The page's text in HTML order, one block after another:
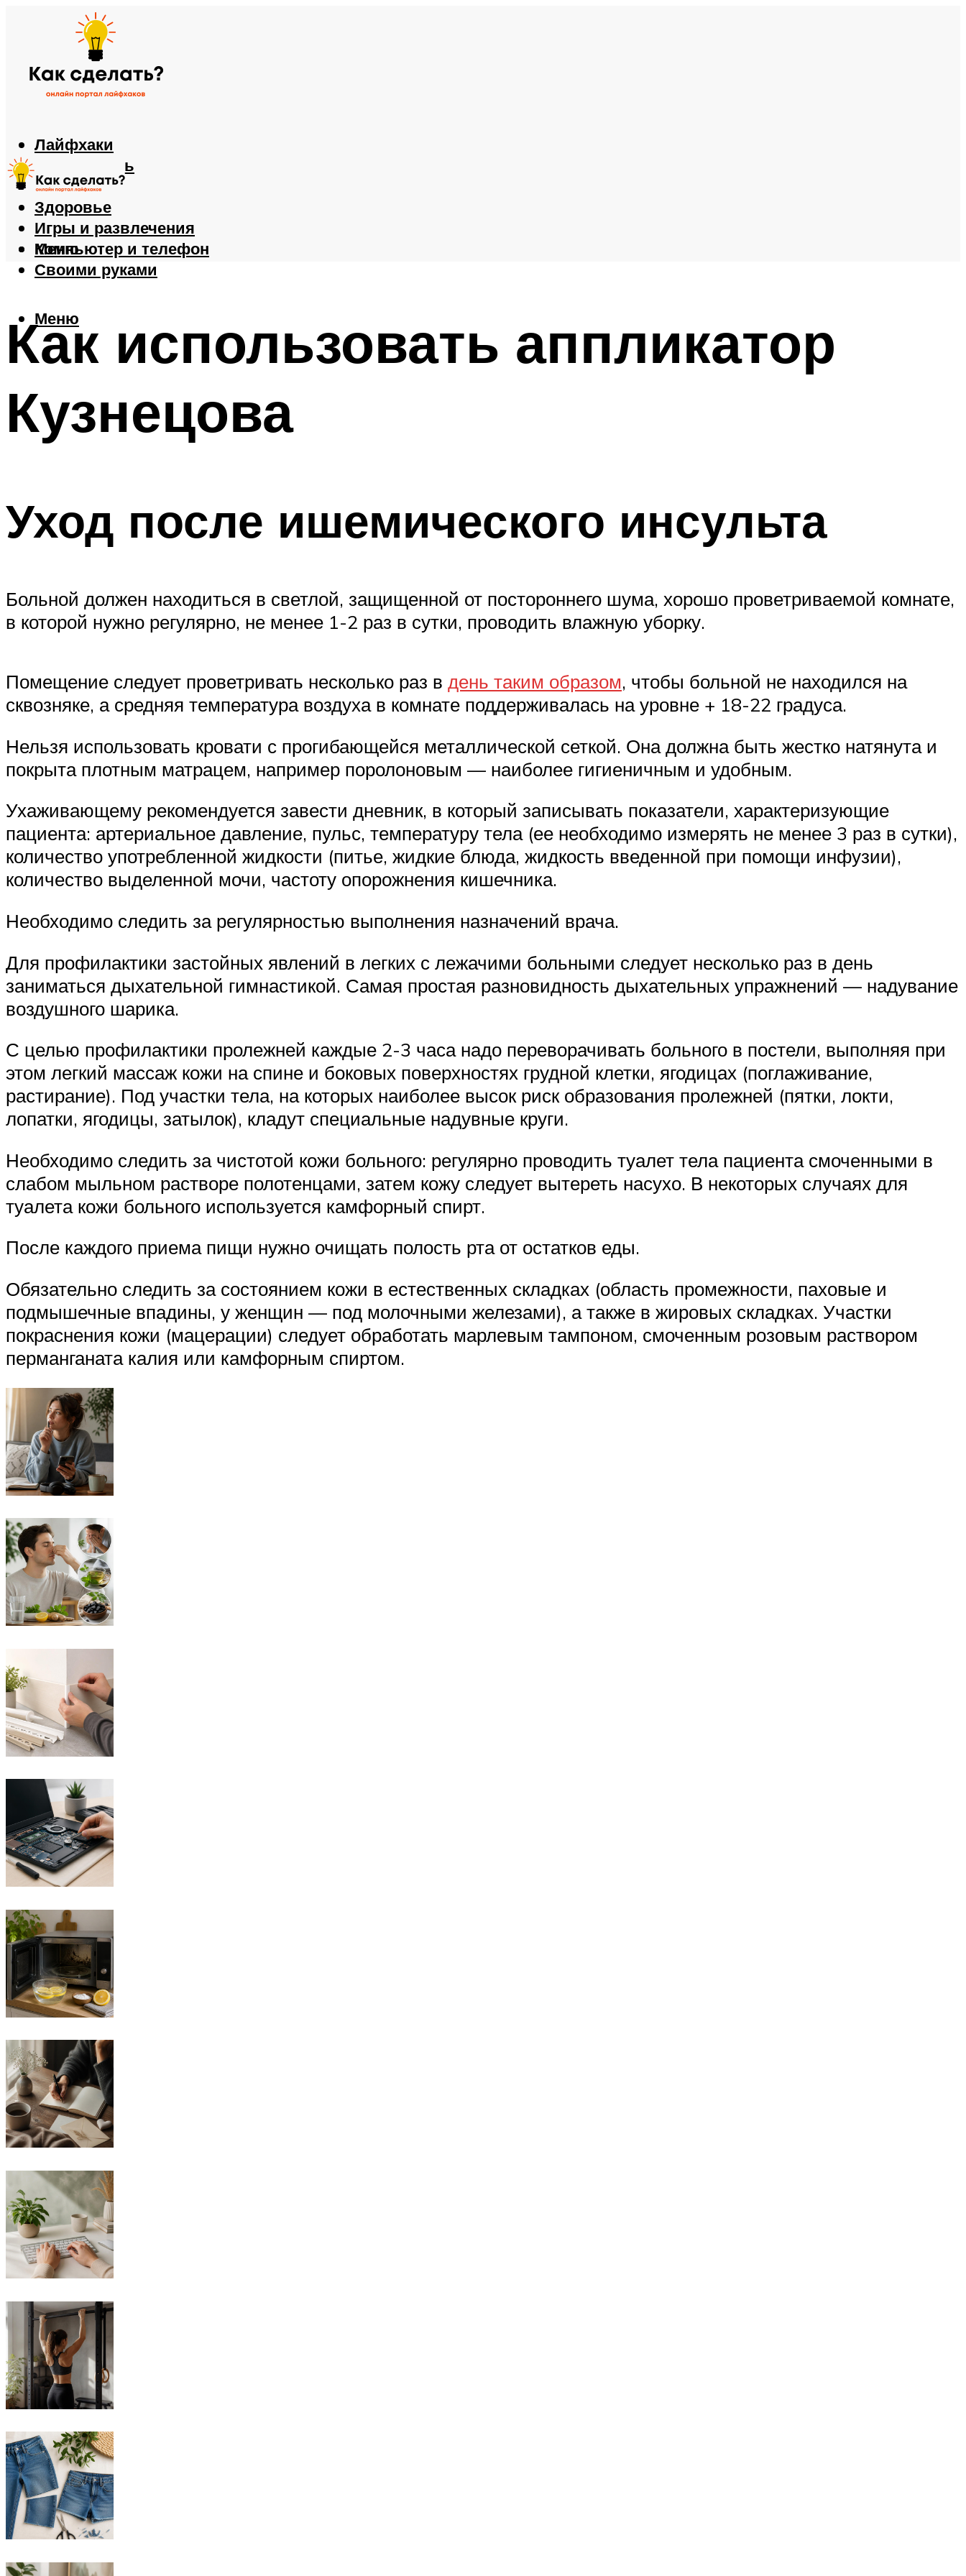
Лайфхаки
Автомобиль
Еда
Здоровье
Игры и развлечения
Компьютер и телефон
Своими руками
Меню
Меню
Как использовать аппликатор
Кузнецова
Уход после ишемического инсульта
Больной должен находиться в светлой, защищенной от постороннего шума, хорошо проветриваемой комнате,
в которой нужно регулярно, не менее 1-2 раз в сутки, проводить влажную уборку.
Помещение следует проветривать несколько раз в день таким образом, чтобы больной не находился на
сквозняке, а средняя температура воздуха в комнате поддерживалась на уровне + 18-22 градуса.
Нельзя использовать кровати с прогибающейся металлической сеткой. Она должна быть жестко натянута и
покрыта плотным матрацем, например поролоновым — наиболее гигиеничным и удобным.
Ухаживающему рекомендуется завести дневник, в который записывать показатели, характеризующие
пациента: артериальное давление, пульс, температуру тела (ее необходимо измерять не менее 3 раз в сутки),
количество употребленной жидкости (питье, жидкие блюда, жидкость введенной при помощи инфузии),
количество выделенной мочи, частоту опорожнения кишечника.
Необходимо следить за регулярностью выполнения назначений врача.
Для профилактики застойных явлений в легких с лежачими больными следует несколько раз в день
заниматься дыхательной гимнастикой. Самая простая разновидность дыхательных упражнений — надувание
воздушного шарика.
С целью профилактики пролежней каждые 2-3 часа надо переворачивать больного в постели, выполняя при
этом легкий массаж кожи на спине и боковых поверхностях грудной клетки, ягодицах (поглаживание,
растирание). Под участки тела, на которых наиболее высок риск образования пролежней (пятки, локти,
лопатки, ягодицы, затылок), кладут специальные надувные круги.
Необходимо следить за чистотой кожи больного: регулярно проводить туалет тела пациента смоченными в
слабом мыльном растворе полотенцами, затем кожу следует вытереть насухо. В некоторых случаях для
туалета кожи больного используется камфорный спирт.
После каждого приема пищи нужно очищать полость рта от остатков еды.
Обязательно следить за состоянием кожи в естественных складках (область промежности, паховые и
подмышечные впадины, у женщин — под молочными железами), а также в жировых складках. Участки
покраснения кожи (мацерации) следует обработать марлевым тампоном, смоченным розовым раствором
перманганата калия или камфорным спиртом.